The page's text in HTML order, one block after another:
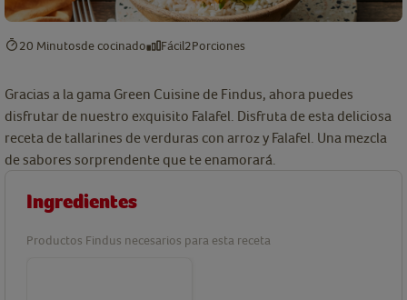
20 Minutosde cocinado Fácil2Porciones
Gracias a la gama Green Cuisine de Findus, ahora puedes
disfrutar de nuestro exquisito Falafel. Disfruta de esta deliciosa
receta de tallarines de verduras con arroz y Falafel. Una mezcla
de sabores sorprendente que te enamorará.
Ingredientes
Productos Findus necesarios para esta receta